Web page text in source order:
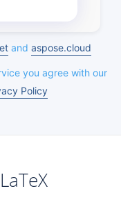
and aspose.cloud
you agree with our
Policy